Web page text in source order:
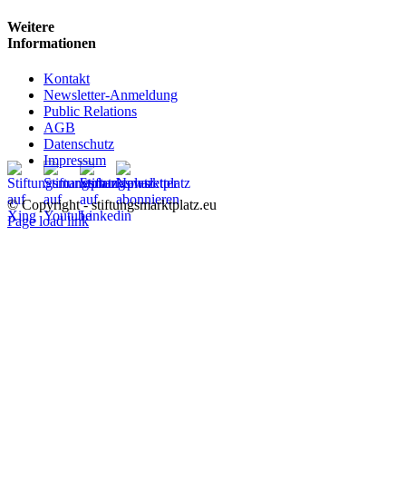
Weitere
Informationen
Kontakt
Newsletter-Anmeldung
Public Relations
AGB
Datenschutz
Impressum
© Copyright - stiftungsmarktplatz.eu
Page load link